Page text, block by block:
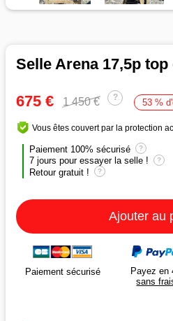
Selle Arena 17,5p top
675 € 1 450 € ? 53 %
Vous êtes couvert par la protection
Paiement 100% sécurisé ?
7 jours pour essayer la selle ! ?
Retour gratuit ! ?
Ajouter au
Paiement sécurisé
Payez en
sans